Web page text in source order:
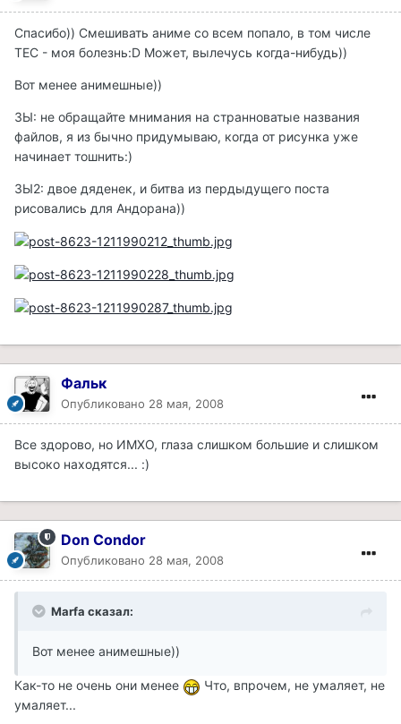
Спасибо)) Смешивать аниме со всем попало, в том числе
ТЕС - моя болезнь:D Может, вылечусь когда-нибудь))
Вот менее анимешные))
ЗЫ: не обращайте мнимания на странноватые названия
файлов, я из бычно придумываю, когда от рисунка уже
начинает тошнить:)
ЗЫ2: двое дяденек, и битва из пердыдущего поста
рисовались для Андорана))
Фальк
Опубликовано 28 мая, 2008
Все здорово, но ИМХО, глаза слишком большие и слишком
высоко находятся... :)
Don Condor
Опубликовано 28 мая, 2008
Marfa сказал:
Вот менее анимешные))
Как-то не очень они менее
Что, впрочем, не умаляет, не
умаляет...